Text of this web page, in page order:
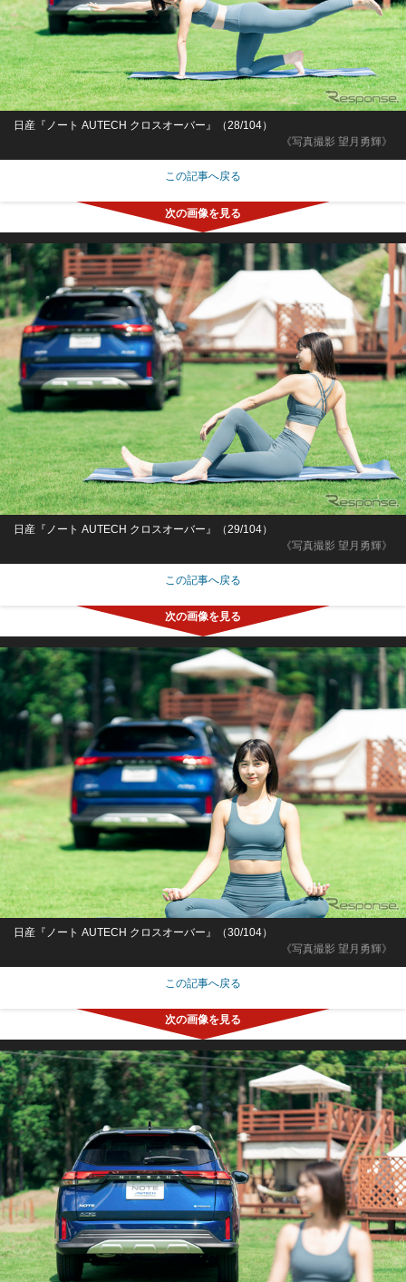
《写真撮影 望月勇輝》
日産『ノート AUTECH クロスオーバー』（28/104）
この記事へ戻る
《写真撮影 望月勇輝》
日産『ノート AUTECH クロスオーバー』（29/104）
この記事へ戻る
《写真撮影 望月勇輝》
日産『ノート AUTECH クロスオーバー』（30/104）
この記事へ戻る